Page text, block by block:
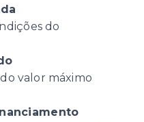
do
valor máximo